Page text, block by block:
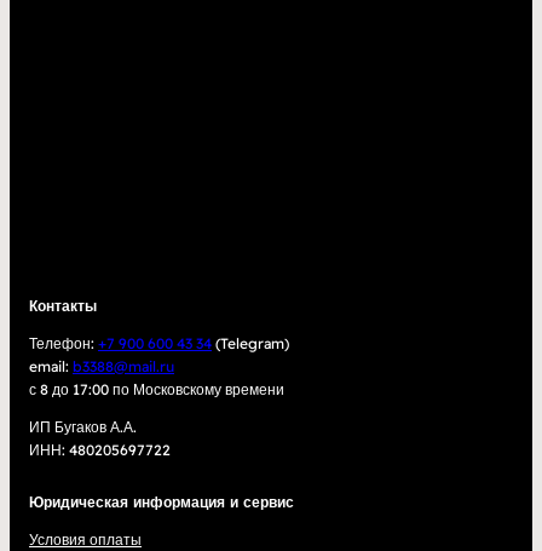
Контакты
Телефон: +7 900 600 43 34 (Telegram)
email: b3388@mail.ru
с 8 до 17:00 по Московскому времени
ИП Бугаков А.А.
ИНН: 480205697722
Юридическая информация и сервис
Условия оплаты